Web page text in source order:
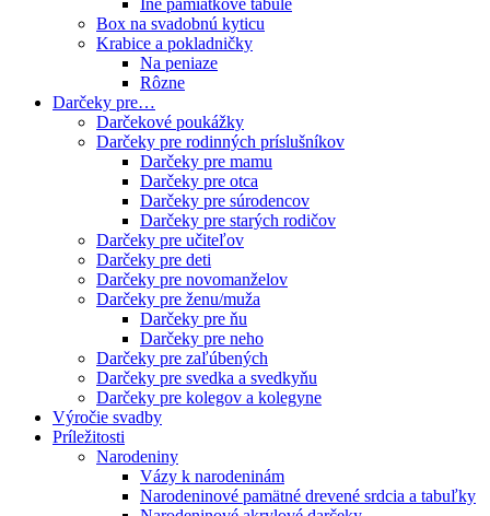
Iné pamiatkové tabule
Box na svadobnú kyticu
Krabice a pokladničky
Na peniaze
Rôzne
Darčeky pre…
Darčekové poukážky
Darčeky pre rodinných príslušníkov
Darčeky pre mamu
Darčeky pre otca
Darčeky pre súrodencov
Darčeky pre starých rodičov
Darčeky pre učiteľov
Darčeky pre deti
Darčeky pre novomanželov
Darčeky pre ženu/muža
Darčeky pre ňu
Darčeky pre neho
Darčeky pre zaľúbených
Darčeky pre svedka a svedkyňu
Darčeky pre kolegov a kolegyne
Výročie svadby
Príležitosti
Narodeniny
Vázy k narodeninám
Narodeninové pamätné drevené srdcia a tabuľky